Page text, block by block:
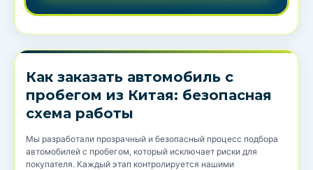
Как заказать автомобиль с
пробегом из Китая: безопасная
схема работы
Мы разработали прозрачный и безопасный процесс подбора
автомобилей с пробегом, который исключает риски для
покупателя. Каждый этап контролируется нашими